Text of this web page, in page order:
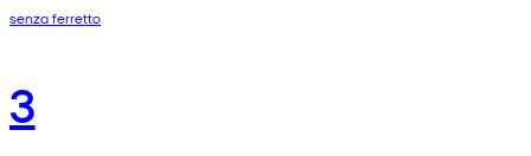
senza ferretto
3